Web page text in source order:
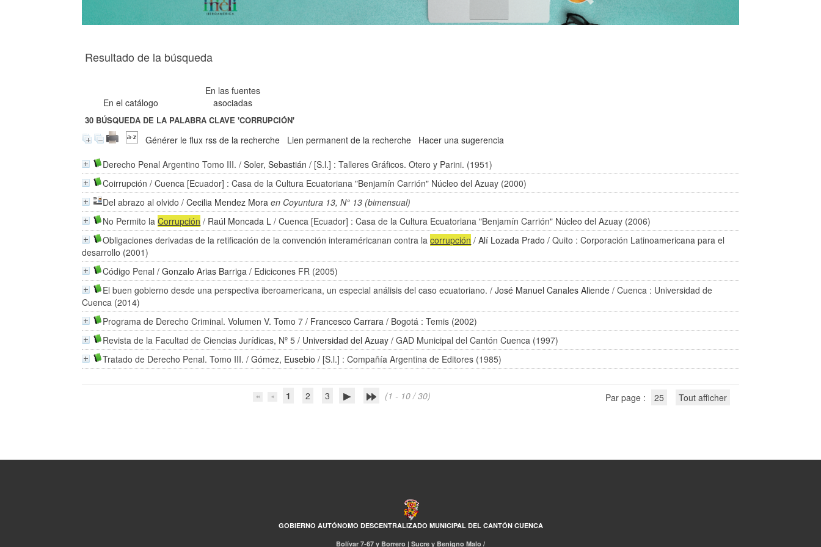
Resultado de la búsqueda
En el catálogo
En las fuentes
asociadas
30 BÚSQUEDA DE LA PALABRA CLAVE'CORRUPCIÓN'
Générer le flux rss de la recherche Lien permanent de la recherche
Hacer una sugerencia
Derecho Penal Argentino Tomo III. /Soler, Sebastián / [S.l.] : Talleres Gráficos. Otero y Parini. (1951)
Coirrupción / Cuenca [Ecuador] : Casa de la Cultura Ecuatoriana "Benjamín Carrión" Núcleo del Azuay (2000)
Del abrazo al olvido /Cecilia Mendez Mora en Coyuntura 13, N° 13 (bimensual)
No Permito laCorrupción / Raúl Moncada L / Cuenca [Ecuador] : Casa de la Cultura Ecuatoriana "Benjamín Carrión" Núcleo del Azuay (2006)
Obligaciones derivadas de la retificación de la convención interaméricanan contra lacorrupción /Alí Lozada Prado / Quito : Corporación Latinoamericana para el
desarrollo (2001)
Código Penal /Gonzalo Arias Barriga / Edicicones FR (2005)
El buen gobierno desde una perspectiva iberoamericana, un especial análisis del caso ecuatoriano. /José Manuel Canales Aliende / Cuenca : Universidad de
Cuenca (2014)
Programa de Derecho Criminal. Volumen V. Tomo 7 / Francesco Carrara / Bogotá : Temis (2002)
Revista de la Facultad de Ciencias Jurídicas, Nº 5 / Universidad del Azuay / GAD Municipal del Cantón Cuenca (1997)
Tratado de Derecho Penal. Tomo III. /Gómez, Eusebio / [S.l.] : Compañía Argentina de Editores (1985)
1 2 3 (1 - 10 / 30) Par page : 25 Tout afficher
GOBIERNO AUTÓNOMO DESCENTRALIZADO MUNICIPAL DEL CANTÓN CUENCA
Bolívar 7-67 y Borrero | Sucre y Benigno Malo /